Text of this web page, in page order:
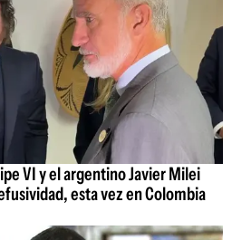
VI y el argentino Javier Milei
esta vez en Colombia